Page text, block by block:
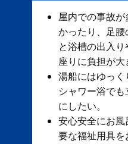
屋内での事故が
かったり、足
と浴槽の出入
座りに負担が大
湯船にはゆっく
シャワー浴で
にしたい。
安心安全にお
要な福祉用具